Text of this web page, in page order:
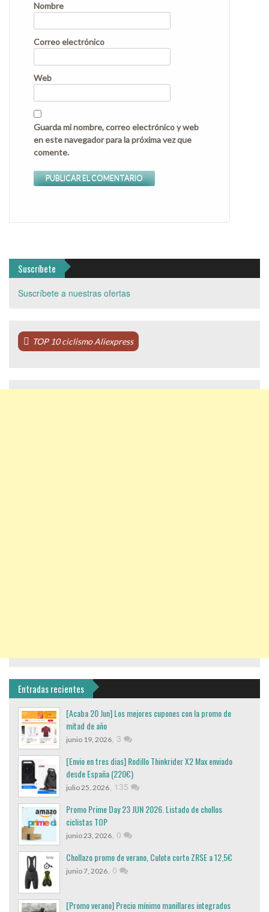
Nombre
Correo electrónico
Web
Guarda mi nombre, correo electrónico y web
en este navegador para la próxima vez que
comente.
Suscríbete
Suscríbete a nuestras ofertas
TOP 10 ciclismo Aliexpress
Entradas recientes
[Acaba 20 Jun] Los mejores cupones con la promo de
mitad de año
junio 19, 2026, 3
[Envio en tres dias] Rodillo Thinkrider X2 Max enviado
desde España (220€)
julio 25, 2026, 135
Promo Prime Day 23 JUN 2026. Listado de chollos
ciclistas TOP
junio 23, 2026, 0
Chollazo promo de verano, Culote corto ZRSE a 12,5€
junio 7, 2026, 0
[Promo verano] Precio mínimo manillares integrados